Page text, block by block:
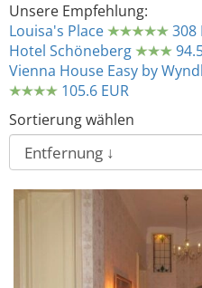
Unsere Empfehlung:
Louisa's Place
308
Hotel Schöneberg
Vienna House Easy by
105.6 EUR
Sortierung wählen